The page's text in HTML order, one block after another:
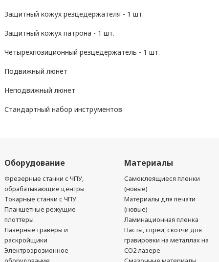
Защитный кожух резцедержателя - 1 шт.
Защитный кожух патрона - 1 шт.
Четырёхпозиционный резцедержатель - 1 шт.
Подвижный люнет
Неподвижный люнет
Стандартный набор инструментов
Оборудование
Фрезерные станки с ЧПУ,
обрабатывающие центры
Токарные станки с ЧПУ
Планшетные режущие
плоттеры
Лазерные гравёры и
раскройщики
Электроэрозионное
Материалы
Самоклеящиеся пленки
(новые)
Материалы для печати
(новые)
Ламинационная пленка
Пасты, спреи, скотчи для
гравировки на металлах на
CO2 лазере